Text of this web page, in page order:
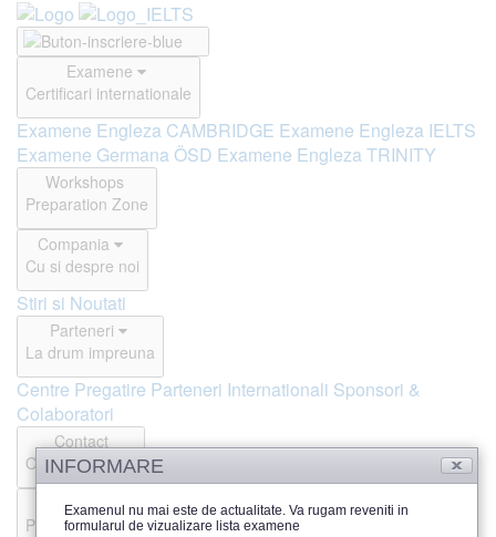
Examene
Certificari internationale
Examene Engleza CAMBRIDGE Examene Engleza IELTS
Examene Germana ÖSD Examene Engleza TRINITY
Workshops
Preparation Zone
Compania
Cu si despre noi
Stiri si Noutati
Parteneri
La drum impreuna
Centre Pregatire Parteneri Internationali Sponsori &
Colaboratori
Contact
Offline si Online
Recenzii
Parerea publicului
INFORMARE
Examenul nu mai este de actualitate. Va rugam reveniti in
formularul de vizualizare lista examene